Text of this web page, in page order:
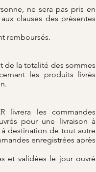
ne sera pas pris en
clauses des présentes
remboursés.
de la totalité des sommes
les produits livrés
livrera les commandes
pour une livraison à
destination de tout autre
enregistrées après
et validées le jour ouvré